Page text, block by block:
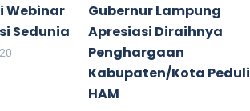
Webinar
Sedunia
Gubernur Lampung
Apresiasi Diraihnya
Penghargaan
Kabupaten/Kota Peduli
HAM